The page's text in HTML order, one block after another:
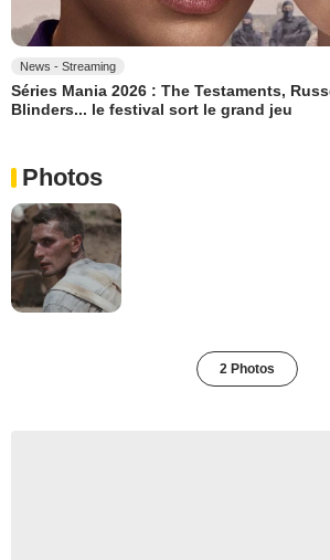
News - Streaming
Séries Mania 2026 : The Testaments,
Blinders... le festival sort le grand jeu
Photos
2 Photos